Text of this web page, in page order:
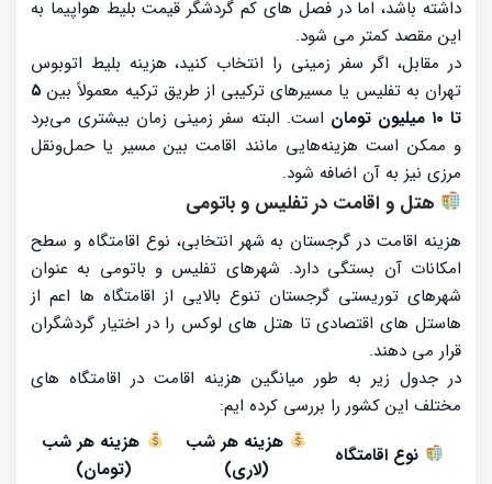
داشته باشد، اما در فصل های کم گردشگر قیمت بلیط هواپیما به
این مقصد کمتر می شود.
در مقابل، اگر سفر زمینی را انتخاب کنید، هزینه بلیط اتوبوس
تهران به تفلیس یا مسیرهای ترکیبی از طریق ترکیه معمولاً بین ۵
تا ۱۰ میلیون تومان
است. البته سفر زمینی زمان بیشتری می‌برد
و ممکن است هزینه‌هایی مانند اقامت بین مسیر یا حمل‌ونقل
مرزی نیز به آن اضافه شود.
هتل و اقامت در تفلیس و باتومی
هزینه اقامت در گرجستان به شهر انتخابی، نوع اقامتگاه و سطح
امکانات آن بستگی دارد. شهرهای تفلیس و باتومی به عنوان
شهرهای توریستی گرجستان تنوع بالایی از اقامتگاه ها اعم از
هاستل های اقتصادی تا هتل های لوکس را در اختیار گردشگران
قرار می دهند.
در جدول زیر به طور میانگین هزینه اقامت در اقامتگاه های
مختلف این کشور را بررسی کرده ایم:
نوع اقامتگاه
هزینه هر شب
(لاری)
هزینه هر شب
(تومان)